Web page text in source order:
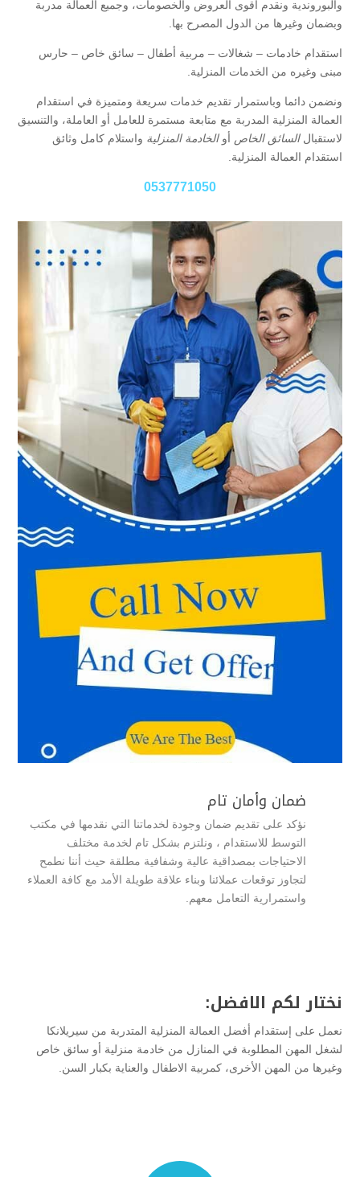
والبوروندية ونقدم أقوى العروض والخصومات، وجميع العمالة مدربة
وبضمان وغيرها من الدول المصرح بها.
استقدام خادمات – شغالات – مربية أطفال – سائق خاص – حارس
مبنى وغيره من الخدمات المنزلية.
ونضمن دائما وباستمرار تقديم خدمات سريعة ومتميزة في استقدام
العمالة المنزلية المدربة مع متابعة مستمرة للعامل أو العاملة، والتنسيق
لاستقبالالسائق الخاص أوالخادمة المنزلية واستلام كامل وثائق
استقدام العمالة المنزلية.
0537771050
ضمان وأمان تام
نؤكد على تقديم ضمان وجودة لخدماتنا التي نقدمها في مكتب
التوسط للاستقدام ، ونلتزم بشكل تام لخدمة مختلف
الاحتياجات بمصداقية عالية وشفافية مطلقة حيث أننا نطمح
لتجاوز توقعات عملائنا وبناء علاقة طويلة الأمد مع كافة العملاء
واستمرارية التعامل معهم.
نختار لكم الافضل:
نعمل على إستقدام أفضل العمالة المنزلية المتدربة من سيريلانكا
لشغل المهن المطلوبة في المنازل من خادمة منزلية أو سائق خاص
وغيرها من المهن الأخرى، كمربية الاطفال والعناية بكبار السن.